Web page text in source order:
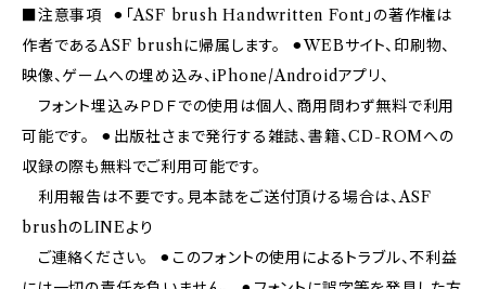
■注意事項 ⚫︎「ASF brush Handwritten Font」の著作権は
作者であるASF brushに帰属します。 ⚫︎WEBサイト、印刷物、
映像、ゲームへの埋め込み、iPhone/Androidアプリ、
フォント埋込みＰＤＦでの使用は個人、商用問わず無料で利用
可能です。 ⚫︎出版社さまで発行する雑誌、書籍、CD-ROMへの
収録の際も無料でご利用可能です。
利用報告は不要です。見本誌をご送付頂ける場合は、ASF
brushのLINEより
ご連絡ください。 ⚫︎このフォントの使用によるトラブル、不利益